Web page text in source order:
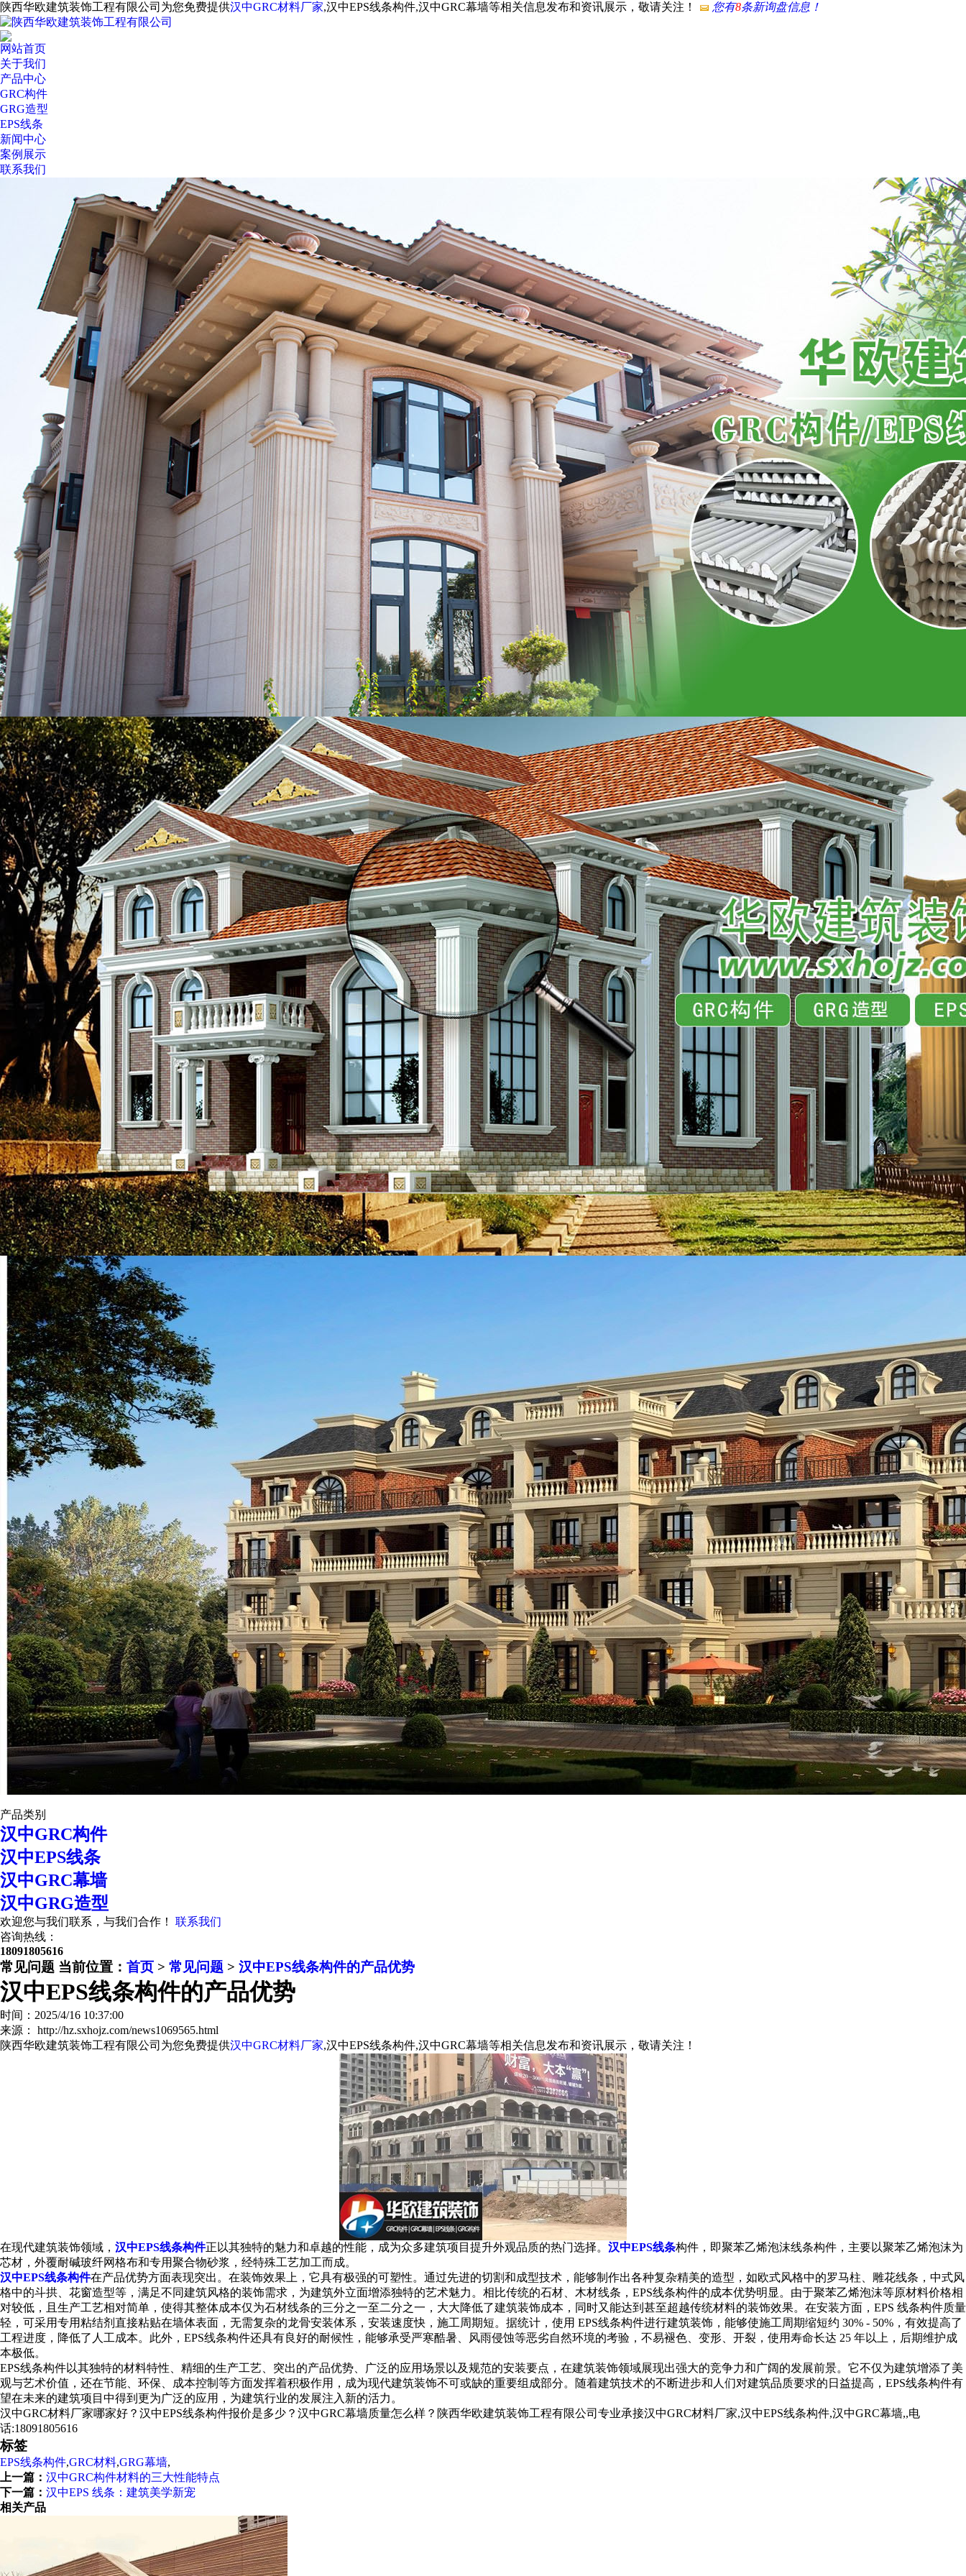
陕西华欧建筑装饰工程有限公司为您免费提供汉中GRC材料厂家,汉中EPS线条构件,汉中GRC幕墙等相关信息发布和资讯展示，敬请关注！ 您有8条新询盘信息！
网站首页
关于我们
产品中心
GRC构件
GRG造型
EPS线条
新闻中心
案例展示
联系我们
产品类别
汉中GRC构件
汉中EPS线条
汉中GRC幕墙
汉中GRG造型
欢迎您与我们联系，与我们合作！
联系我们
咨询热线：
18091805616
常见问题 当前位置： 首页 > 常见问题 > 汉中EPS线条构件的产品优势
汉中EPS线条构件的产品优势
时间：2025/4/16 10:37:00
来源： http://hz.sxhojz.com/news1069565.html
陕西华欧建筑装饰工程有限公司为您免费提供汉中GRC材料厂家,汉中EPS线条构件,汉中GRC幕墙等相关信息发布和资讯展示，敬请关注！
在现代建筑装饰领域， 汉中EPS线条构件正以其独特的魅力和卓越的性能，成为众多建筑项目提升外观品质的热门选择。 汉中EPS线条构件，即聚苯乙烯泡沫线条构件，主要以聚苯乙烯泡沫为
芯材，外覆耐碱玻纤网格布和专用聚合物砂浆，经特殊工艺加工而成。
汉中EPS线条构件在产品优势方面表现突出。在装饰效果上，它具有极强的可塑性。通过先进的切割和成型技术，能够制作出各种复杂精美的造型，如欧式风格中的罗马柱、雕花线条，中式风
格中的斗拱、花窗造型等，满足不同建筑风格的装饰需求，为建筑外立面增添独特的艺术魅力。相比传统的石材、木材线条，EPS线条构件的成本优势明显。由于聚苯乙烯泡沫等原材料价格相
对较低，且生产工艺相对简单，使得其整体成本仅为石材线条的三分之一至二分之一，大大降低了建筑装饰成本，同时又能达到甚至超越传统材料的装饰效果。在安装方面，EPS 线条构件质量
轻，可采用专用粘结剂直接粘贴在墙体表面，无需复杂的龙骨安装体系，安装速度快，施工周期短。据统计，使用 EPS线条构件进行建筑装饰，能够使施工周期缩短约 30% - 50%，有效提高了
工程进度，降低了人工成本。此外，EPS线条构件还具有良好的耐候性，能够承受严寒酷暑、风雨侵蚀等恶劣自然环境的考验，不易褪色、变形、开裂，使用寿命长达 25 年以上，后期维护成
本极低。
EPS线条构件以其独特的材料特性、精细的生产工艺、突出的产品优势、广泛的应用场景以及规范的安装要点，在建筑装饰领域展现出强大的竞争力和广阔的发展前景。它不仅为建筑增添了美
观与艺术价值，还在节能、环保、成本控制等方面发挥着积极作用，成为现代建筑装饰不可或缺的重要组成部分。随着建筑技术的不断进步和人们对建筑品质要求的日益提高，EPS线条构件有
望在未来的建筑项目中得到更为广泛的应用，为建筑行业的发展注入新的活力。
汉中GRC材料厂家哪家好？汉中EPS线条构件报价是多少？汉中GRC幕墙质量怎么样？陕西华欧建筑装饰工程有限公司专业承接汉中GRC材料厂家,汉中EPS线条构件,汉中GRC幕墙,,电
话:18091805616
标签
EPS线条构件,GRC材料,GRG幕墙,
上一篇： 汉中GRC构件材料的三大性能特点
下一篇： 汉中EPS 线条：建筑美学新宠
相关产品